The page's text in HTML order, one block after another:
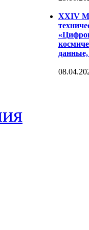
XXIV
данные,